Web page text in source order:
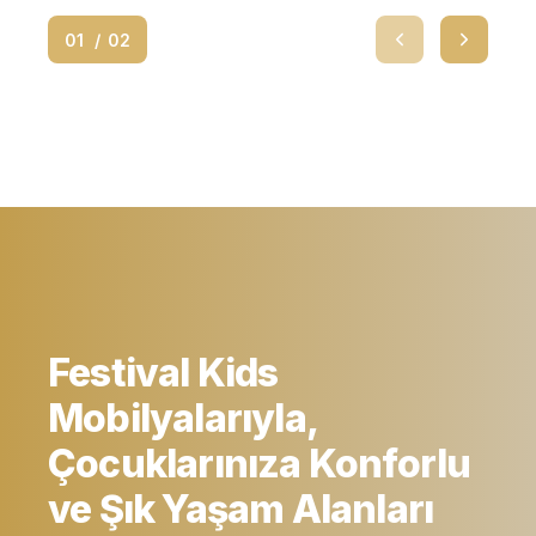
01
Festival Kids
Mobilyalarıyla,
Çocuklarınıza Konforlu
ve Şık Yaşam Alanları